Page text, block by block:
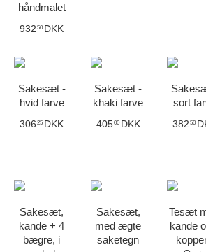
håndmalet
932 50 DKK
Sakesæt -
hvid farve
306 25 DKK
Sakesæt -
khaki farve
40500 DKK
sort
382 50
Sakesæt,
kande + 4
bægre, i
Sakesæt,
med ægte
saketegn
Tesæt
kande